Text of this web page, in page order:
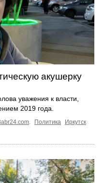
акушерку
уважения к власти,
2019 года.
. Политика
Иркутск